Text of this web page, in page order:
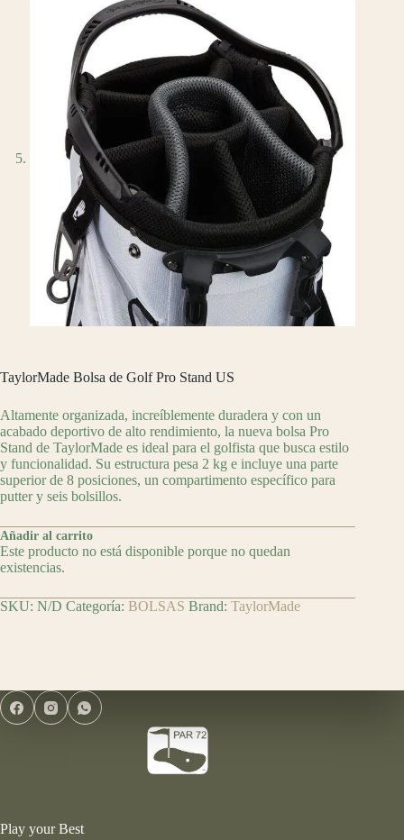
TaylorMade Bolsa de Golf Pro Stand US
Altamente organizada, increíblemente duradera y con un
acabado deportivo de alto rendimiento, la nueva bolsa Pro
Stand de TaylorMade es ideal para el golfista que busca estilo
y funcionalidad. Su estructura pesa 2 kg e incluye una parte
superior de 8 posiciones, un compartimento específico para
putter y seis bolsillos.
Añadir al carrito
Este producto no está disponible porque no quedan
existencias.
SKU: N/D Categoría: BOLSAS Brand: TaylorMade
Play your Best